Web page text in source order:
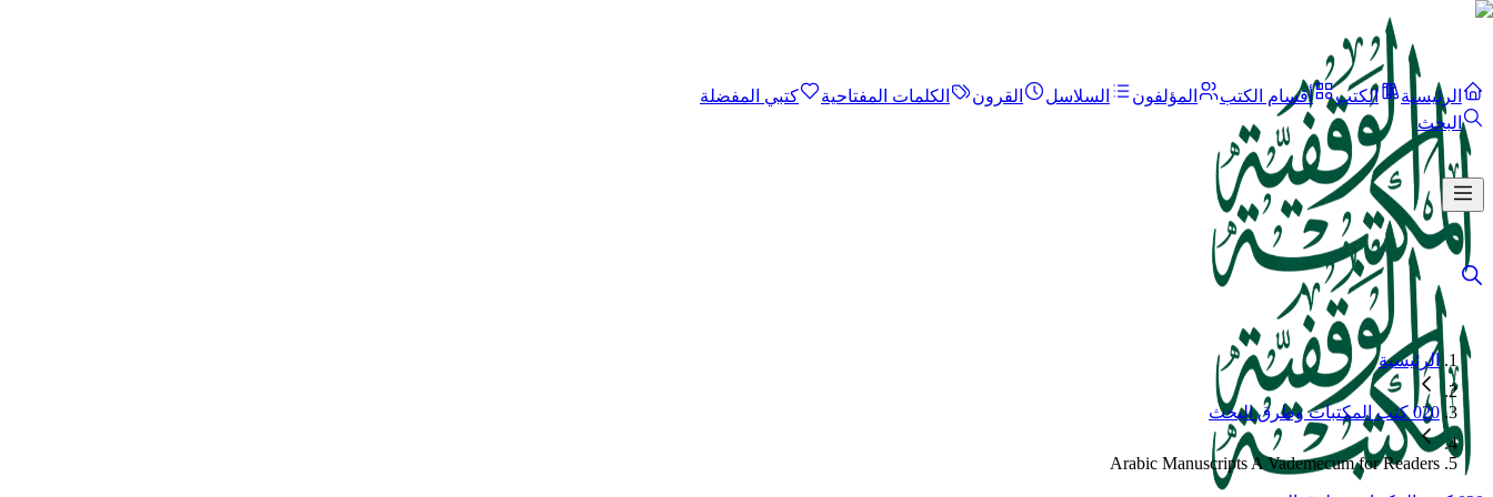
الرئيسية الكتب أقسام الكتب المؤلفون السلاسل القرون الكلمات المفتاحية
كتبي المفضلة
البحث
الرئيسية
020 كتب المكتبات وطرق البحث
Arabic Manuscripts A Vademecum for Readers